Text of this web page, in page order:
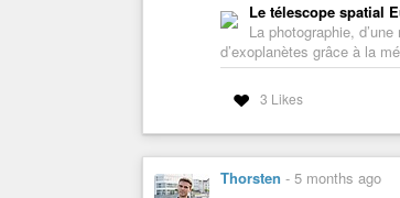
Le télescope spatial
La photographie,
d’exoplanètes grâce à la
3 Likes
Thorsten - 5 months ago